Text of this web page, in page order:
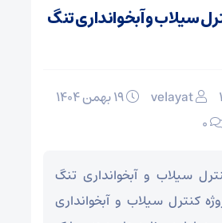
سیلاب و آبخوانداری تنگ
velayat
۰
سیلاب و آبخوانداری تنگ
کنترل سیلاب و آبخوانداری